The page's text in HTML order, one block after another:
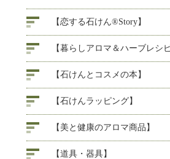
【恋する石けん®Story】
【暮らしアロマ＆ハーブレシピ
【石けんとコスメの本】
【石けんラッピング】
【美と健康のアロマ商品】
【道具・器具】